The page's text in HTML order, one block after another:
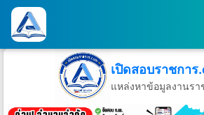
เปิดสอบราชการ
แหล่งหาข้อมูลงานรา